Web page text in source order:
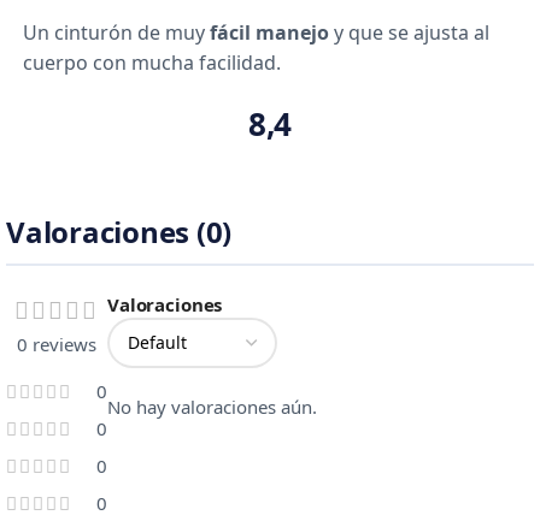
8,4
Un cinturón de muyfácil manejoy que se ajusta al
cuerpo con mucha facilidad.
Valoraciones (0)
0 reviews
0
0
0
0
Valoraciones
No hay valoraciones aún.